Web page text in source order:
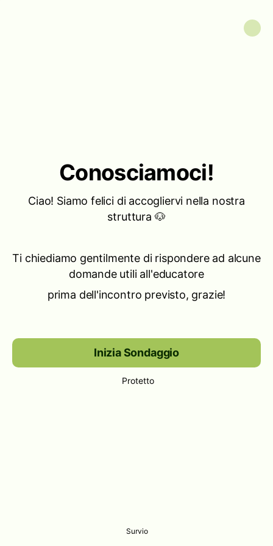
Conosciamoci!
Ciao! Siamo felici di accogliervi nella nostra
struttura 🐶
Ti chiediamo gentilmente di rispondere ad alcune
domande utili all'educatore
prima dell'incontro previsto, grazie!
Inizia Sondaggio
Protetto
Survio